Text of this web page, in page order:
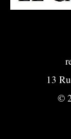
13
©